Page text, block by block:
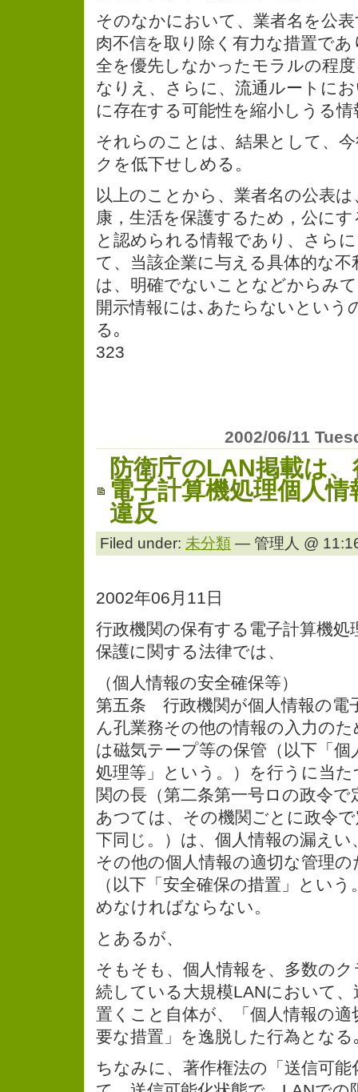
そのなかにおいて、業者名を公
肉不信を取り除く有力な措置で
全を優先しなかったモラルの程
なりえ、さらに、流通ルートに
に存在する可能性を縮小しうる
それらのことは、結果として、
クを低下せしめる。
以上のことから、業者名の公表
康，生活を保護するため，公に
と認められる情報であり、さら
て、当該企業に与える具体的な不
は、明確でないことなどからみ
開示情報には､あたらないという
る｡
323
2002/06/11
防衛庁のLAN掲載は
電子計算機処理個人
違反
Filed under: 未分類 — 管理人 @
2002年06月11日
行政機関の保有する電子計算機処
保護に関する法律では、
（個人情報の安全確保等）
第五条 行政機関が個人情報の電
ん孔業務その他の情報の入力の
は磁気テープ等の保管（以下「個
処理等」という。）を行うに当
関の長（第二条第一号ロの政令
あつては、その機関ごとに政令
下同じ。）は、個人情報の漏えい
その他の個人情報の適切な管理
（以下「安全確保の措置」とい
めなければならない。
とあるが、
そもそも、個人情報を、多数の
続している大規模LANにおいて
置くこと自体が、「個人情報の
要な措置」を逸脱した行為となる
ちなみに、著作権法の「送信可